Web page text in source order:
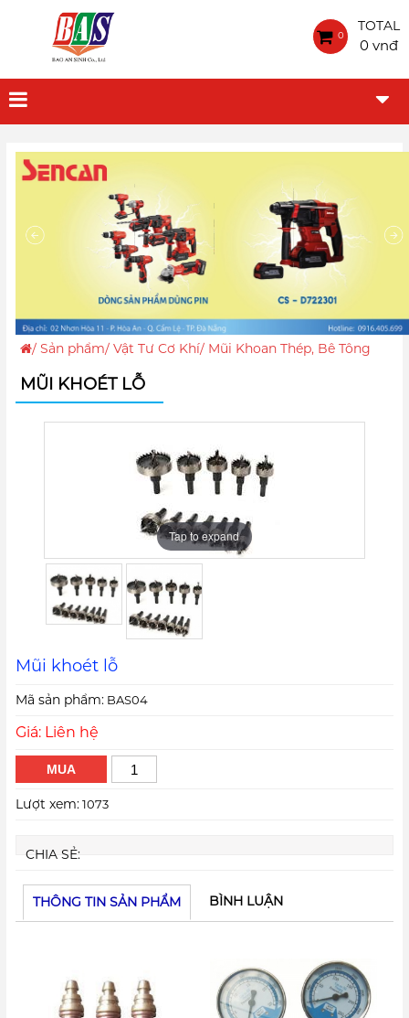
0
TOTAL
0 vnđ
/ Sản phẩm/ Vật Tư Cơ Khí/ Mũi Khoan Thép, Bê Tông
MŨI KHOÉT LỖ
Tap to expand
Tap to expand
Mũi khoét lỗ
Mã sản phẩm:BAS04
Giá: Liên hệ
MUA
Lượt xem: 1073
CHIA SẺ:
THÔNG TIN SẢN PHẨM BÌNH LUẬN